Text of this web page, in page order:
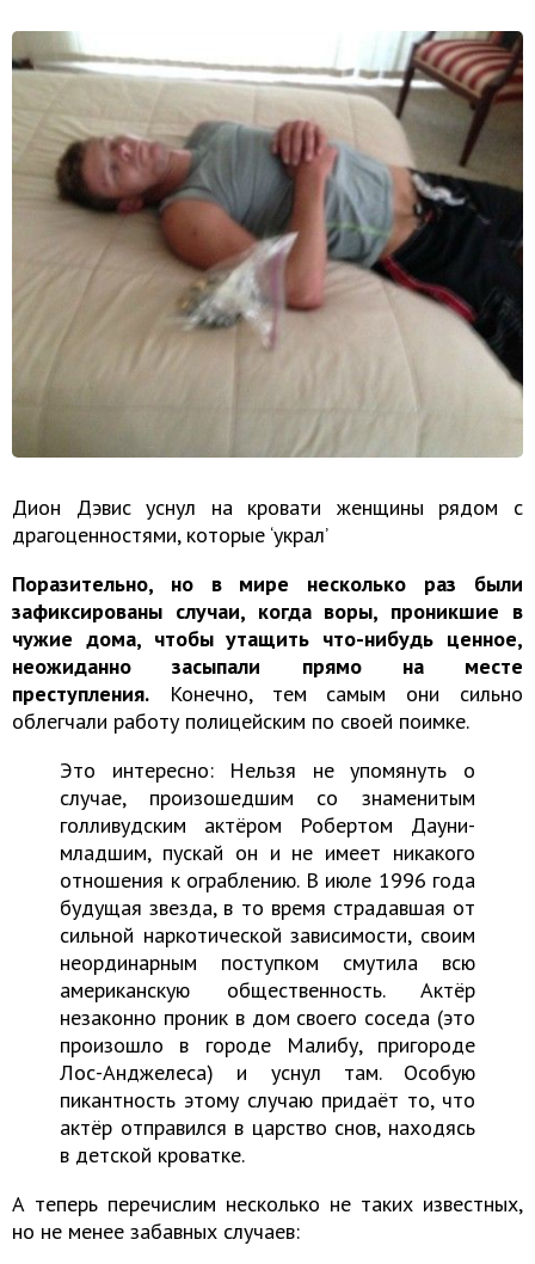
Дион Дэвис уснул на кровати женщины рядом с
драгоценностями, которые ‘украл’
Поразительно, но в мире несколько раз были
зафиксированы случаи, когда воры, проникшие в
чужие дома, чтобы утащить что-нибудь ценное,
неожиданно засыпали прямо на месте
преступления. Конечно, тем самым они сильно
облегчали работу полицейским по своей поимке.
Это интересно: Нельзя не упомянуть о
случае, произошедшим со знаменитым
голливудским актёром Робертом Дауни-
младшим, пускай он и не имеет никакого
отношения к ограблению. В июле 1996 года
будущая звезда, в то время страдавшая от
сильной наркотической зависимости, своим
неординарным поступком смутила всю
американскую общественность. Актёр
незаконно проник в дом своего соседа (это
произошло в городе Малибу, пригороде
Лос-Анджелеса) и уснул там. Особую
пикантность этому случаю придаёт то, что
актёр отправился в царство снов, находясь
в детской кроватке.
А теперь перечислим несколько не таких известных,
но не менее забавных случаев: